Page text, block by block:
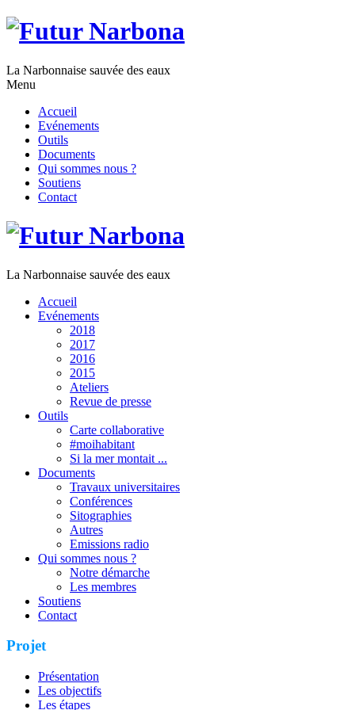
La Narbonnaise sauvée des eaux
Menu
Accueil
Evénements
Outils
Documents
Qui sommes nous ?
Soutiens
Contact
La Narbonnaise sauvée des eaux
Accueil
Evénements
2018
2017
2016
2015
Ateliers
Revue de presse
Outils
Carte collaborative
#moihabitant
Si la mer montait ...
Documents
Travaux universitaires
Conférences
Sitographies
Autres
Emissions radio
Qui sommes nous ?
Notre démarche
Les membres
Soutiens
Contact
Projet
Présentation
Les objectifs
Les étapes